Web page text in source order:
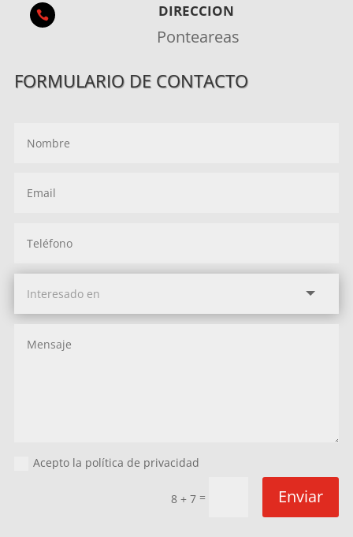
 DIRECCION
Ponteareas
FORMULARIO DE CONTACTO
Acepto la política de privacidad
8 + 7 = Enviar